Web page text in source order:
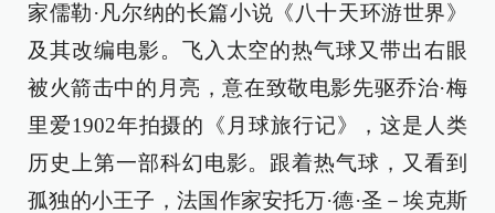
家儒勒·凡尔纳的长篇小说《八十天环游世界》
及其改编电影。飞入太空的热气球又带出右眼
被火箭击中的月亮，意在致敬电影先驱乔治·梅
里爱1902年拍摄的《月球旅行记》，这是人类
历史上第一部科幻电影。跟着热气球，又看到
孤独的小王子，法国作家安托万·德·圣－埃克斯